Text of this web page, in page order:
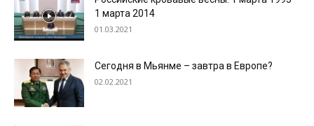
1 марта 2014
01.03.2021
Сегодня в Мьянме – завтра в Европе?
02.02.2021